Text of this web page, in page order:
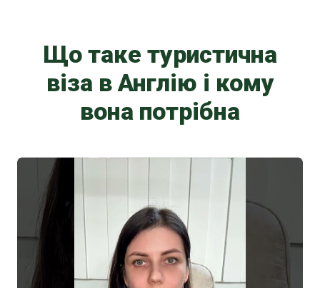
Що таке туристична
віза в Англію і кому
вона потрібна